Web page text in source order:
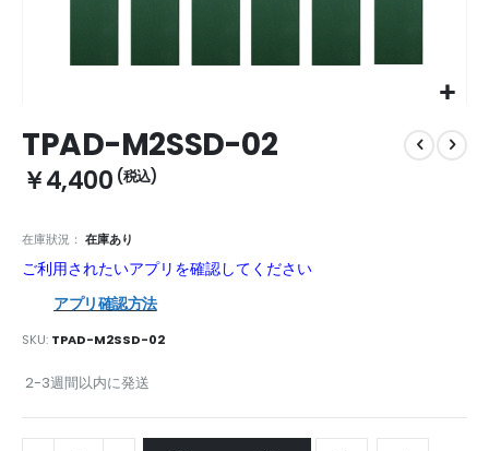
to
the
beginning
the
gallery
TPAD-M2SSD-02
￥4,400
在庫狀況： 在庫あり
ご利用されたいアプリを確認してください
アプリ確認方法
SKU TPAD-M2SSD-02
2-3週間以内に発送